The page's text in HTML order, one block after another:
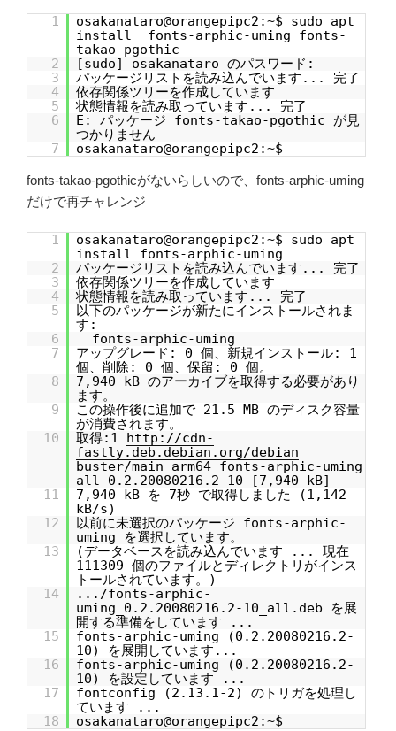
1
osakanataro@orangepipc2:~$ sudo apt
install fonts-arphic-uming fonts-
takao-pgothic
2
[sudo] osakanataro のパスワード:
3
パッケージリストを読み込んでいます... 完了
4
依存関係ツリーを作成しています
5
状態情報を読み取っています... 完了
6
E: パッケージ fonts-takao-pgothic が見
つかりません
7
osakanataro@orangepipc2:~$
fonts-takao-pgothicがないらしいので、fonts-arphic-uming
だけで再チャレンジ
1
osakanataro@orangepipc2:~$ sudo apt
install fonts-arphic-uming
2
パッケージリストを読み込んでいます... 完了
3
依存関係ツリーを作成しています
4
状態情報を読み取っています... 完了
5
以下のパッケージが新たにインストールされま
す:
6
fonts-arphic-uming
7
アップグレード: 0 個、新規インストール: 1
個、削除: 0 個、保留: 0 個。
8
7,940 kB のアーカイブを取得する必要があり
ます。
9
この操作後に追加で 21.5 MB のディスク容量
が消費されます。
10
取得:1 http://cdn-
fastly.deb.debian.org/debian
buster/main arm64 fonts-arphic-uming
all 0.2.20080216.2-10 [7,940 kB]
11
7,940 kB を 7秒 で取得しました (1,142
kB/s)
12
以前に未選択のパッケージ fonts-arphic-
uming を選択しています。
13
(データベースを読み込んでいます ... 現在
111309 個のファイルとディレクトリがインス
トールされています。)
14
.../fonts-arphic-
uming_0.2.20080216.2-10_all.deb を展
開する準備をしています ...
15
fonts-arphic-uming (0.2.20080216.2-
10) を展開しています...
16
fonts-arphic-uming (0.2.20080216.2-
10) を設定しています ...
17
fontconfig (2.13.1-2) のトリガを処理し
ています ...
18
osakanataro@orangepipc2:~$